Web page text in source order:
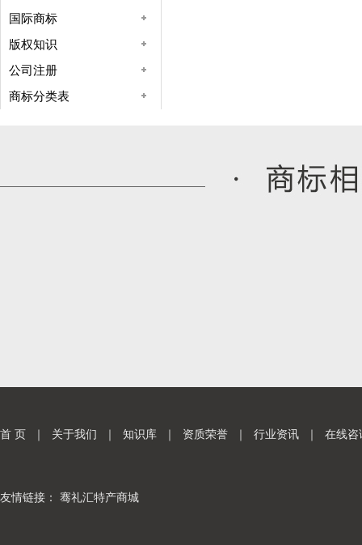
国际商标
版权知识
公司注册
商标分类表
首 页 关于我们 知识库 资质荣誉 行业资讯 在线咨
友情链接： 骞礼汇特产商城